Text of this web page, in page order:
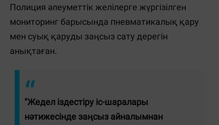
Полиция әлеуметтік желілерге жүргізілген
мониторинг барысында пневматикалық қару
мен суық қаруды заңсыз сату дерегін
анықтаған.
"Жедел іздестіру іс-шаралары
нәтижесінде заңсыз айналымнан